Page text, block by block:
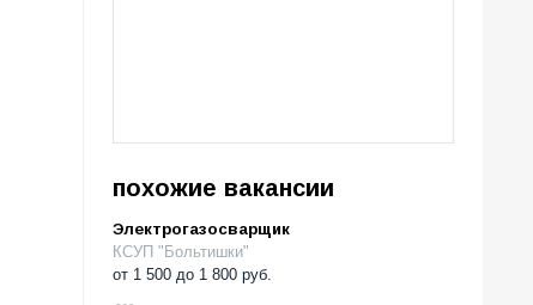
похожие вакансии
Электрогазосварщик
КСУП "Больтишки"
от 1 500 до 1 800 руб.